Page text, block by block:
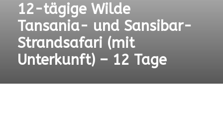
12-tägige Wilde
Tansania- und Sansibar-
Strandsafari (mit
Unterkunft) – 12 Tage